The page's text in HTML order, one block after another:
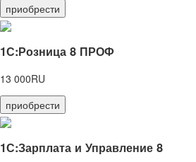
приобрести
1С:Розница 8 ПРОФ
13 000RU
приобрести
1С:Зарплата и Управление 8